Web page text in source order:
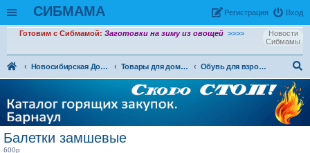
СИБМАМА Вход
Рeгиcтpaция
Новости
Сибмамы
Готовим с Сибмамой: Заготовки на зиму из овощей >>>>
Новосибирская Доска объявлений Товары для дома и семьи. (ДО)
Обувь для взрослых (ДО)
ои
ск
Балетки замшевые
600р